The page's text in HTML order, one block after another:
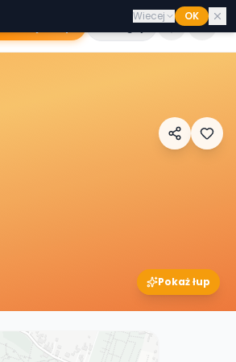
Zaloguj
Pokaż łup
Wiecej OK